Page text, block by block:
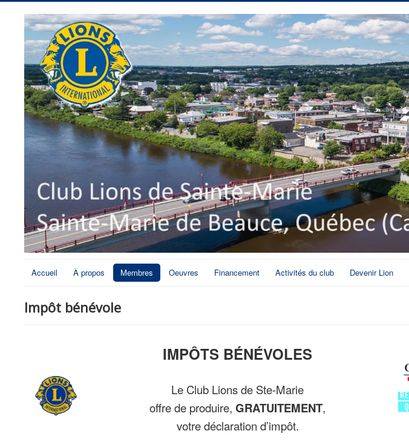
Accueil À propos Membres Oeuvres Financement Activités du club Devenir Lion
Impôt bénévole
IMPÔTS BÉNÉVOLES
Le Club Lions de Ste-Marie
offre de produire, GRATUITEMENT,
votre déclaration d’impôt.